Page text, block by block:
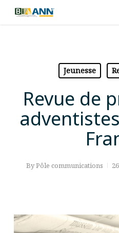
Skip
Jeunesse
Revue de
ByPôle communications